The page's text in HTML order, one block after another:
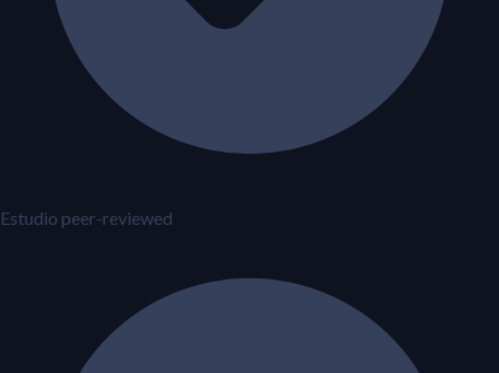
Estudio peer-reviewed